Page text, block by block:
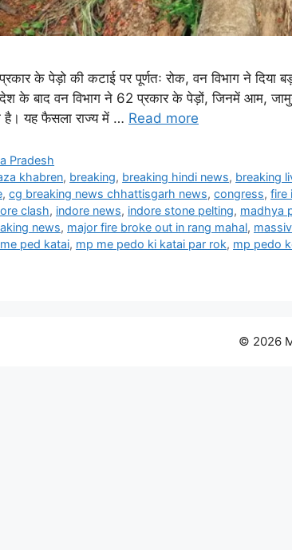
के पेड़ो की कटाई पर पूर्णतः रोक, वन विभाग ने दिया
के बाद वन विभाग ने 62 प्रकार के पेड़ों, जिनमें आम,
है। यह फैसला राज्य में … Read more
Pradesh
khabren, breaking, breaking hindi news, breaking
, cg breaking news chhattisgarh news, congress, fire
clash, indore news, indore stone pelting, madhya
news, major fire broke out in rang mahal,
ped katai, mp me pedo ki katai par rok, mp pedo
© 2026